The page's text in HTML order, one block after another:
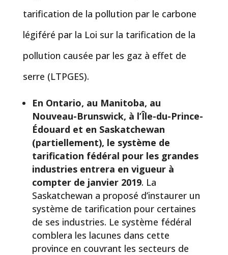
tarification de la pollution par le carbone
légiféré par la Loi sur la tarification de la
pollution causée par les gaz à effet de
serre (LTPGES).
En Ontario, au Manitoba, au
Nouveau-Brunswick, à l’Île-du-Prince-
Édouard et en Saskatchewan
(partiellement), le système de
tarification fédéral pour les grandes
industries entrera en vigueur à
compter de janvier 2019. La
Saskatchewan a proposé d’instaurer un
système de tarification pour certaines
de ses industries. Le système fédéral
comblera les lacunes dans cette
province en couvrant les secteurs de